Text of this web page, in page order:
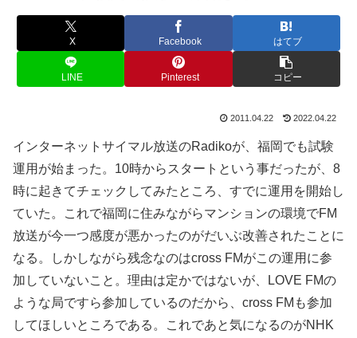
X Facebook はてブ
LINE Pinterest コピー
2011.04.22 2022.04.22
インターネットサイマル放送のRadikoが、福岡でも試験
運用が始まった。10時からスタートという事だったが、8
時に起きてチェックしてみたところ、すでに運用を開始し
ていた。これで福岡に住みながらマンションの環境でFM
放送が今一つ感度が悪かったのがだいぶ改善されたことに
なる。しかしながら残念なのはcross FMがこの運用に参
加していないこと。理由は定かではないが、LOVE FMの
ような局ですら参加しているのだから、cross FMも参加
してほしいところである。これであと気になるのがNHK